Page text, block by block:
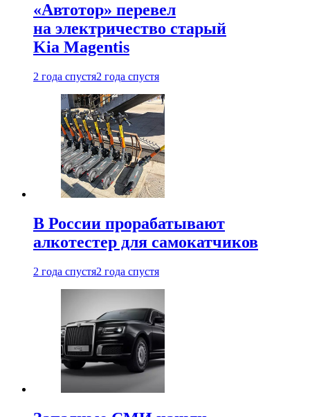
«Автотор» перевел
на электричество старый
Kia Magentis
2 года спустя2 года спустя
В России прорабатывают
алкотестер для самокатчиков
2 года спустя2 года спустя